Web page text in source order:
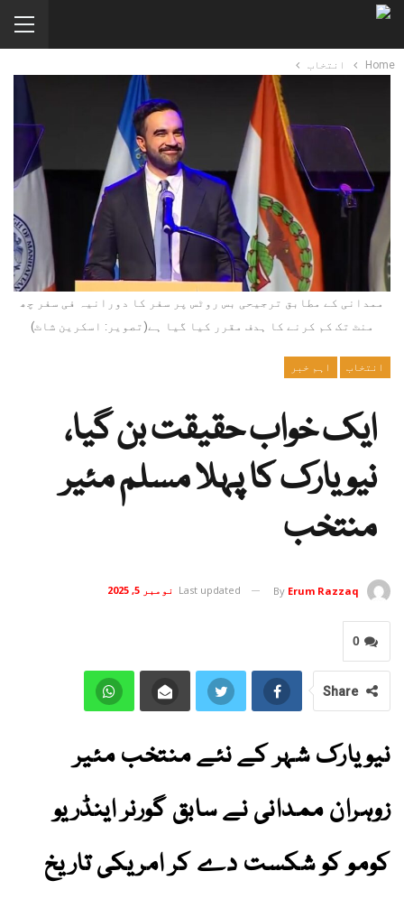
Home انتخاب
ممدانی کے مطابق ترجیحی بس روٹس پر سفر کا دورانیہ فی سفر چھ
منٹ تک کم کرنے کا ہدف مقرر کیا گیا ہے(تصویر: اسکرین شاٹ)
انتخاب اہم خبر
ایک خواب حقیقت بن گیا،
نیویارک کا پہلا مسلم مئیر
منتخب
By Erum Razzaq
Last updated نومبر 5, 2025
0
Share
نیویارک شہر کے نئے منتخب مئیر
زوہران ممدانی نے سابق گورنر اینڈریو
کومو کو شکست دے کر امریکی تاریخ